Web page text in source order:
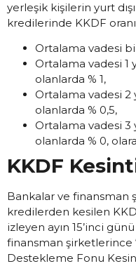
yerleşik kişilerin yurt
kredilerinde KKDF
Ortalama vadesi
Ortalama vadesi 1
olanlarda % 1,
Ortalama vadesi 2
olanlarda % 0,5,
Ortalama vadesi 3
olanlarda % 0,
KKDF
Bankalar ve finansman
kredilerden kesilen
izleyen ayın 15’inci
finansman şirketlerince
Destekleme Fonu